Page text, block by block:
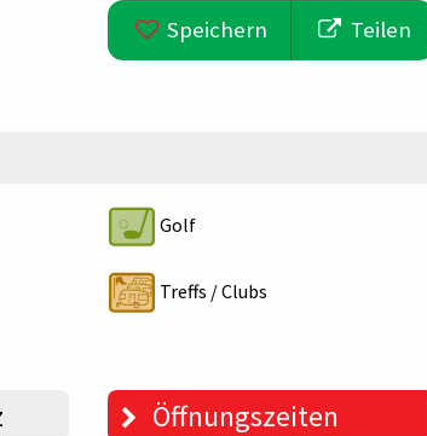
Speichern Teilen
Golf
Treffs / Clubs
Öffnungszeiten